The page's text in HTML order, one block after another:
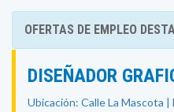
OFERTAS DE EMPLEO
DISEÑADOR
Ubicación: Calle La Mascota